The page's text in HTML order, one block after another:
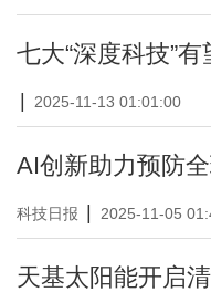
七大“深度科技”
2025-11-13 01:01:00
AI创新助力预防
科技日报 2025-11-05
天基太阳能开启